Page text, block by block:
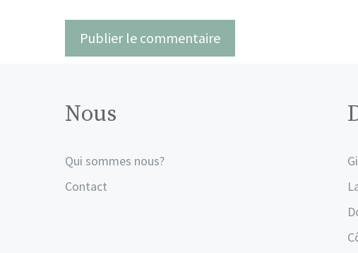
Nous
Qui sommes nous?
Contact